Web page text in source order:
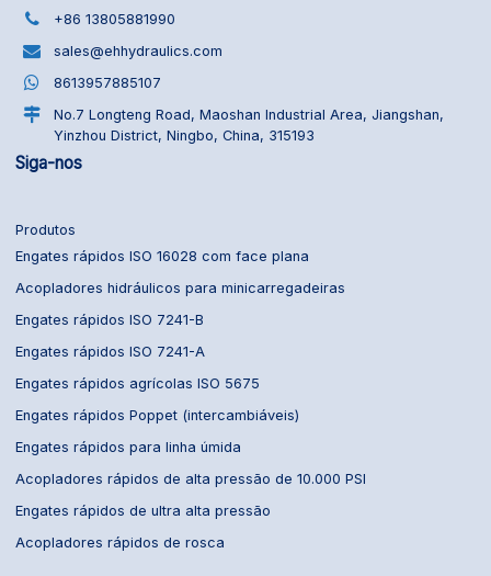
+86 13805881990
sales@ehhydraulics.com
8613957885107
No.7 Longteng Road, Maoshan Industrial Area, Jiangshan,
Yinzhou District, Ningbo, China, 315193
Siga-nos
Produtos
Engates rápidos ISO 16028 com face plana
Acopladores hidráulicos para minicarregadeiras
Engates rápidos ISO 7241-B
Engates rápidos ISO 7241-A
Engates rápidos agrícolas ISO 5675
Engates rápidos Poppet (intercambiáveis)
Engates rápidos para linha úmida
Acopladores rápidos de alta pressão de 10.000 PSI
Engates rápidos de ultra alta pressão
Acopladores rápidos de rosca